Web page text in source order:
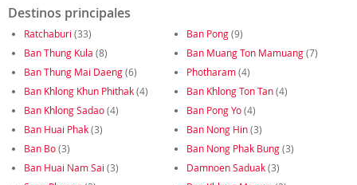
Destinos principales
Ratchaburi (33) Ban Pong(9)
Ban Thung Kula (8) Ban Muang Ton Mamuang(7)
Ban Thung Mai Daeng(6) Photharam(4)
Ban Khlong Khun Phithak(4) Ban Khlong Ton Tan(4)
Ban Khlong Sadao(4) Ban Pong Yo(4)
Ban Huai Phak(3) Ban Nong Hin(3)
Ban Bo(3) Ban Nong Phak Bung(3)
Ban Huai Nam Sai (3) Damnoen Saduak(3)